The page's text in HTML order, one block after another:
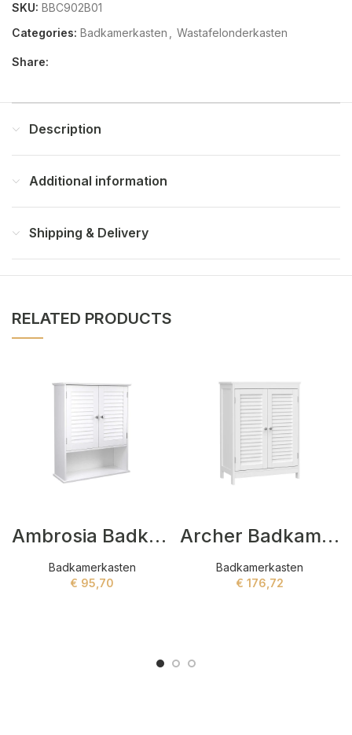
SKU: BBC902B01
Categories: Badkamerkasten Wastafelonderkasten
Share:
Description
Additional information
Shipping & Delivery
RELATED PRODUCTS
Ambrosia Badkamerkasten Wit
Badkamerkasten
€ 95,70
Archer Badkamerkasten Wit
Badkamerkasten
€ 176,72